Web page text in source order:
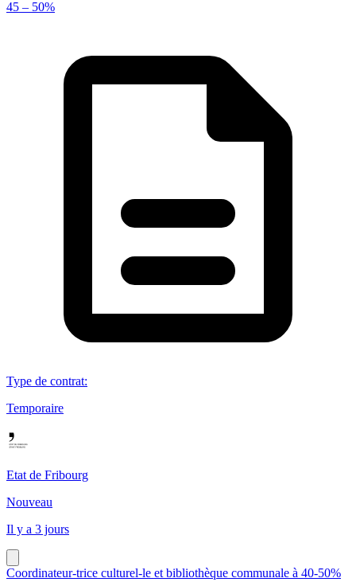
45 – 50%
Type de contrat:
Temporaire
Etat de Fribourg
Nouveau
Il y a 3 jours
Coordinateur-trice culturel-le et bibliothèque communale à 40-50%